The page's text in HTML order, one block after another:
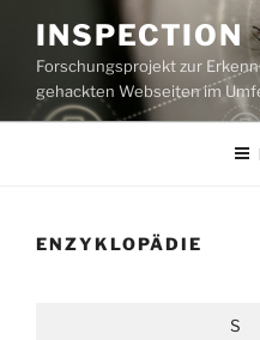
Inhalt
springen
INSPECTION
Forschungsprojekt zur
gehackten Webseiten im
ENZYKLOPÄDIE
S